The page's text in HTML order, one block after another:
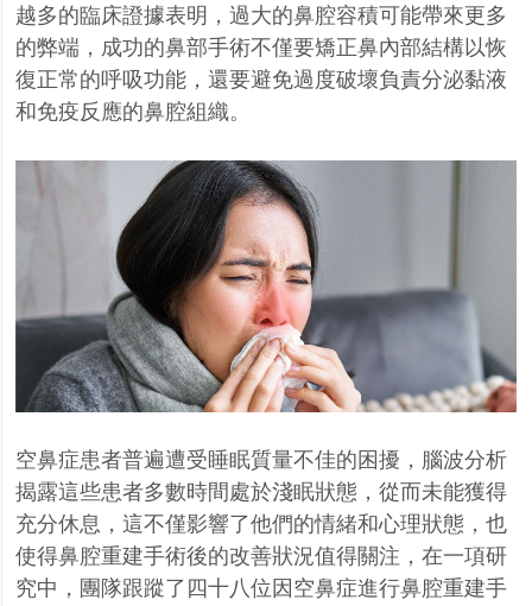
越多的臨床證據表明，過大的鼻腔容積可能帶來更多
的弊端，成功的鼻部手術不僅要矯正鼻內部結構以恢
復正常的呼吸功能，還要避免過度破壞負責分泌黏液
和免疫反應的鼻腔組織。
空鼻症患者普遍遭受睡眠質量不佳的困擾，腦波分析
揭露這些患者多數時間處於淺眠狀態，從而未能獲得
充分休息，這不僅影響了他們的情緒和心理狀態，也
使得鼻腔重建手術後的改善狀況值得關注，在一項研
究中，團隊跟蹤了四十八位因空鼻症進行鼻腔重建手